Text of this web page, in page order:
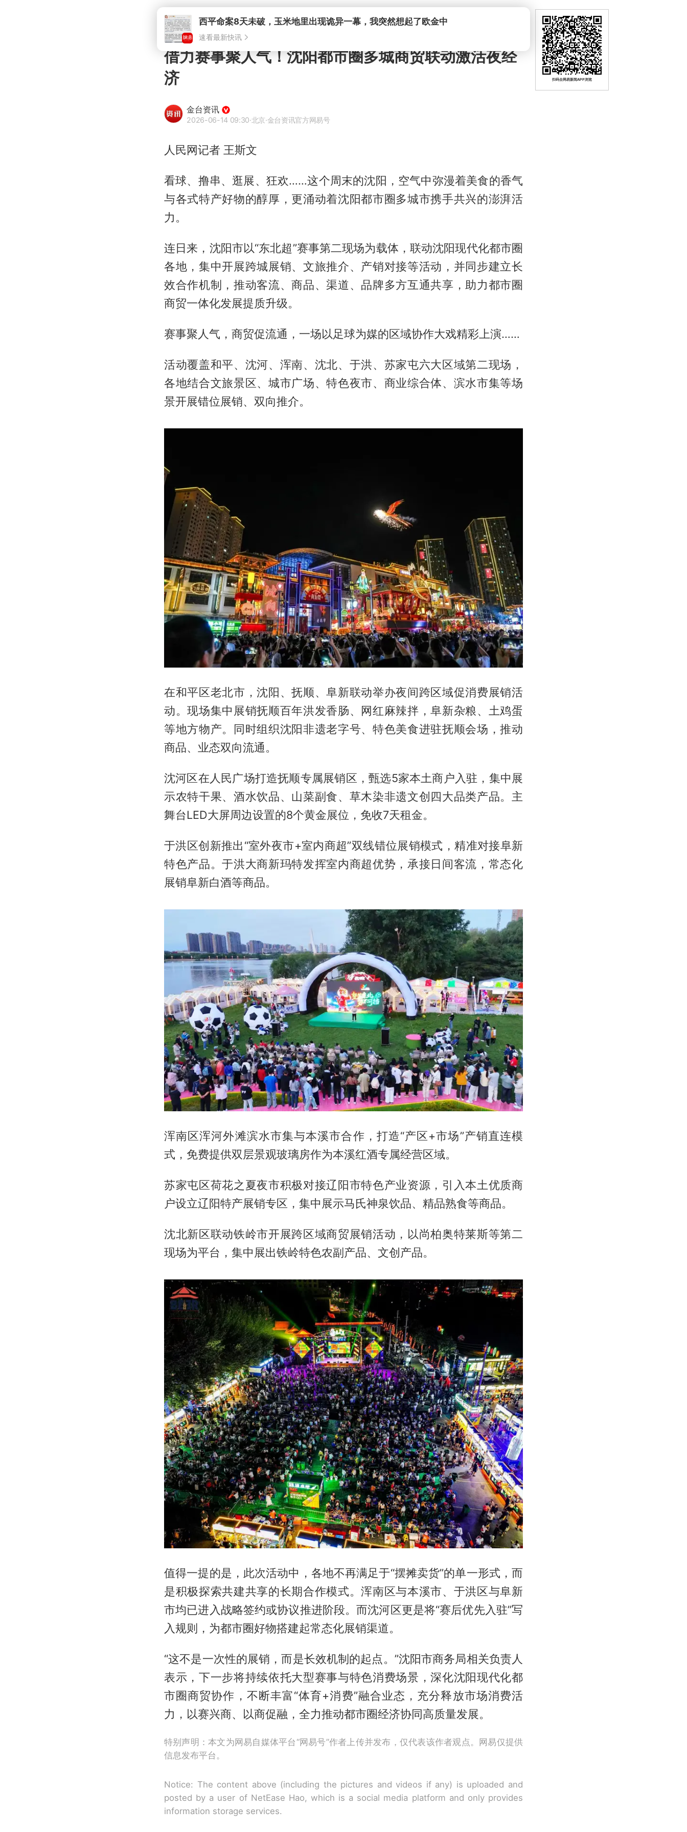
西平命案8天未破，玉米地里出现诡异一幕，我突然想起了欧金中
速看最新快讯
借力赛事聚人气！沈阳都市圈多城商贸联动激活夜经
济
金台资讯
2026-06-14 09:30·北京·金台资讯官方网易号
人民网记者 王斯文
看球、撸串、逛展、狂欢……这个周末的沈阳，空气中弥漫着美食的香气
与各式特产好物的醇厚，更涌动着沈阳都市圈多城市携手共兴的澎湃活
力。
连日来，沈阳市以“东北超”赛事第二现场为载体，联动沈阳现代化都市圈
各地，集中开展跨城展销、文旅推介、产销对接等活动，并同步建立长
效合作机制，推动客流、商品、渠道、品牌多方互通共享，助力都市圈
商贸一体化发展提质升级。
赛事聚人气，商贸促流通，一场以足球为媒的区域协作大戏精彩上演……
活动覆盖和平、沈河、浑南、沈北、于洪、苏家屯六大区域第二现场，
各地结合文旅景区、城市广场、特色夜市、商业综合体、滨水市集等场
景开展错位展销、双向推介。
在和平区老北市，沈阳、抚顺、阜新联动举办夜间跨区域促消费展销活
动。现场集中展销抚顺百年洪发香肠、网红麻辣拌，阜新杂粮、土鸡蛋
等地方物产。同时组织沈阳非遗老字号、特色美食进驻抚顺会场，推动
商品、业态双向流通。
沈河区在人民广场打造抚顺专属展销区，甄选5家本土商户入驻，集中展
示农特干果、酒水饮品、山菜副食、草木染非遗文创四大品类产品。主
舞台LED大屏周边设置的8个黄金展位，免收7天租金。
于洪区创新推出“室外夜市+室内商超”双线错位展销模式，精准对接阜新
特色产品。于洪大商新玛特发挥室内商超优势，承接日间客流，常态化
展销阜新白酒等商品。
浑南区浑河外滩滨水市集与本溪市合作，打造“产区+市场”产销直连模
式，免费提供双层景观玻璃房作为本溪红酒专属经营区域。
苏家屯区荷花之夏夜市积极对接辽阳市特色产业资源，引入本土优质商
户设立辽阳特产展销专区，集中展示马氏神泉饮品、精品熟食等商品。
沈北新区联动铁岭市开展跨区域商贸展销活动，以尚柏奥特莱斯等第二
现场为平台，集中展出铁岭特色农副产品、文创产品。
值得一提的是，此次活动中，各地不再满足于“摆摊卖货”的单一形式，而
是积极探索共建共享的长期合作模式。浑南区与本溪市、于洪区与阜新
市均已进入战略签约或协议推进阶段。而沈河区更是将“赛后优先入驻”写
入规则，为都市圈好物搭建起常态化展销渠道。
“这不是一次性的展销，而是长效机制的起点。”沈阳市商务局相关负责人
表示，下一步将持续依托大型赛事与特色消费场景，深化沈阳现代化都
市圈商贸协作，不断丰富“体育+消费”融合业态，充分释放市场消费活
力，以赛兴商、以商促融，全力推动都市圈经济协同高质量发展。
特别声明：本文为网易自媒体平台“网易号”作者上传并发布，仅代表该作者观点。网易仅提供
信息发布平台。
Notice: The content above (including the pictures and videos if any) is uploaded and
posted by a user of NetEase Hao, which is a social media platform and only provides
information storage services.
扫码去网易新闻APP浏览